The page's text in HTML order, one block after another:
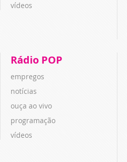
vídeos
Rádio POP
empregos
notícias
ouça ao vivo
programação
vídeos